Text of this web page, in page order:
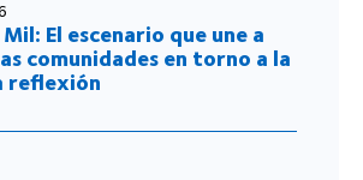
El escenario que une a
comunidades en torno a la
reflexión